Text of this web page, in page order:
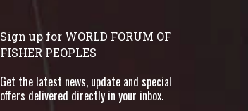
Sign up for WORLD FORUM OF
FISHER PEOPLES
Get the latest news, update and special
offers delivered directly in your inbox.